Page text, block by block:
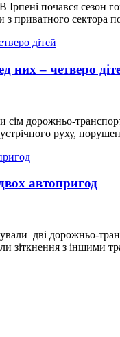
почався
приватного сектора
них – четверо
сім дорожньо-
руху,
автопригод
дві дорожньо-
зіткнення з іншими